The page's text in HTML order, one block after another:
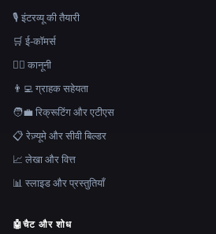
🎙️ इंटरव्यू की तैयारी
🛒 ई-कॉमर्स
👩‍⚖️ कानूनी
👨‍💻 ग्राहक सहेयता
🧑‍💼 रिक्रूटिंग और एटीएस
📋 रेज़्यूमे और सीवी बिल्डर
📈 लेखा और वित्त
📊 स्लाइड और प्रस्तुतियाँ
🤖चैट और शोध